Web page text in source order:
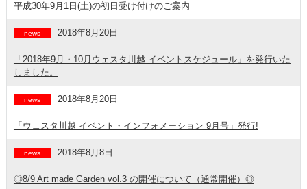
平成30年9月1日(土)の初日受け付けのご案内
news 2018年8月20日
「2018年9月・10月ウェスタ川越 イベントスケジュール」を発行いた
しました。
news 2018年8月20日
「ウェスタ川越 イベント・インフォメーション 9月号」発行!
news 2018年8月8日
◎8/9 Art made Garden vol.3 の開催について（通常開催）◎